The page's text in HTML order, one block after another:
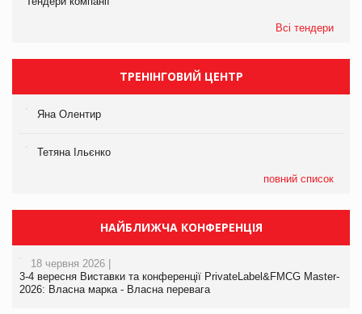
Всі тендери
ТРЕНІНГОВИЙ ЦЕНТР
Яна Олентир
Тетяна Ільєнко
повний список
НАЙБЛИЖЧА КОНФЕРЕНЦІЯ
18 червня 2026 |
3-4 вересня Виставки та конференції PrivateLabel&FMCG Master-
2026: Власна марка - Власна перевага